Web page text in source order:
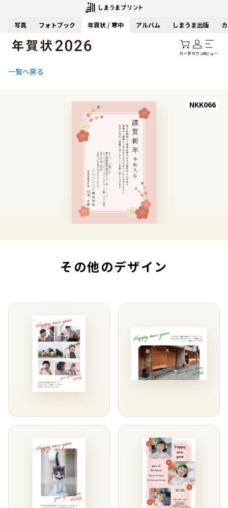
写真 フォトブック 年賀状 / 寒中 アルバム しまうま出版
カートアカウントメニュー
一覧へ戻る
NKK066
その他のデザイン